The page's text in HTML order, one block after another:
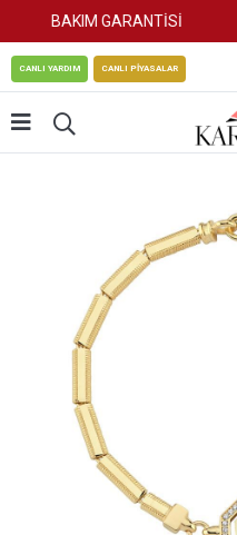
BAKIM GARANTİSİ
CANLI YARDIM CANLI PİYASALAR